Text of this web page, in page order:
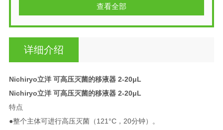
查看全部
详细介绍
Nichiryo立洋 可高压灭菌的移液器 2-20μL
Nichiryo立洋 可高压灭菌的移液器 2-20μL
特点
●整个主体可进行高压灭菌（121°C，20分钟）。